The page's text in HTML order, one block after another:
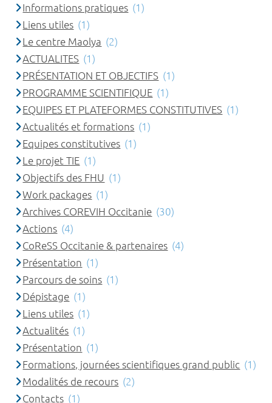
Informations pratiques (1)
Liens utiles (1)
Le centre Maolya (2)
ACTUALITES (1)
PRÉSENTATION ET OBJECTIFS (1)
PROGRAMME SCIENTIFIQUE (1)
EQUIPES ET PLATEFORMES CONSTITUTIVES (1)
Actualités et formations (1)
Equipes constitutives (1)
Le projet TIE (1)
Objectifs des FHU (1)
Work packages (1)
Archives COREVIH Occitanie (30)
Actions (4)
CoReSS Occitanie & partenaires (4)
Présentation (1)
Parcours de soins (1)
Dépistage (1)
Liens utiles (1)
Actualités (1)
Présentation (1)
Formations, journées scientifiques grand public (1)
Modalités de recours (2)
Contacts (1)